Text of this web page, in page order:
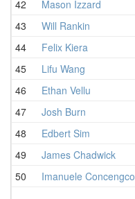
42 Mason Izzard
43
Will Rankin
44
Felix Kiera
45
Lifu Wang
46
Ethan Vellu
47
Josh Burn
48
Edbert Sim
49
James Chadwick
50
Imanuele Concengco